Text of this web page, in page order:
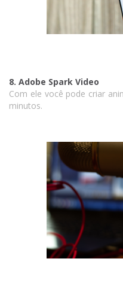
8. Adobe Spark Video
Com ele você pode criar
minutos.